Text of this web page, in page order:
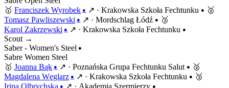
🥇 Franciszek Wyrobek ● ↗ · Krakowska Szkoła Fechtunku ●
🥈
Tomasz Pawliszewski ● ↗ · Mordschlag Łódź ●
🥉
Karol Zakrzewski ● ↗ · Krakowska Szkoła Fechtunku ●
Scout →
Saber - Women's Steel ●
Sabre Women Steel
🥇 Joanna Bąk ● ↗ · Poznańska Grupa Fechtunku Salut ●
🥈
Magdalena Węglarz ● ↗ · Krakowska Szkoła Fechtunku ●
🥉
Irina Olbrychska ● ↗ · Akademia Szermierzy ●